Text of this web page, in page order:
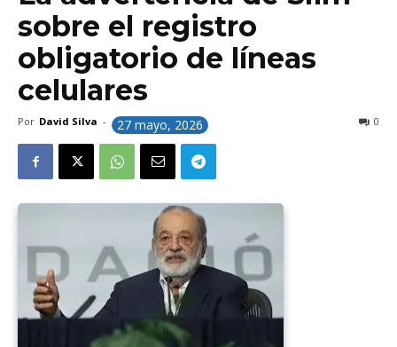
sobre el registro
obligatorio de líneas
celulares
Por David Silva - 27 mayo, 2026 0